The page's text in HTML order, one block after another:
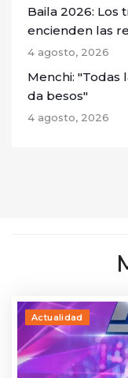
Baila 2026: Los
encienden las
4 agosto, 2026
Menchi: "Todas
da besos"
4 agosto, 2026
Actualidad